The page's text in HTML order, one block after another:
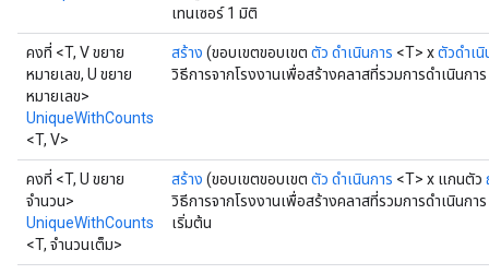
เทนเซอร์ 1 มิติ
คงที่ <T, V ขยาย
หมายเลข, U ขยาย
หมายเลข>
UniqueWithCounts
<T, V>
สร้าง (ขอบเขตขอบเขต ตัว ดำเนินการ <T> xตัวดำเนิ
วิธีการจากโรงงานเพื่อสร้างคลาสที่รวมการดำเนินก
คงที่ <T, U ขยาย
จำนวน>
UniqueWithCounts
<T, จำนวนเต็ม>
สร้าง (ขอบเขตขอบเขต ตัว ดำเนินการ <T> x แกนตัว
วิธีการจากโรงงานเพื่อสร้างคลาสที่รวมการดำเนินก
เริ่มต้น